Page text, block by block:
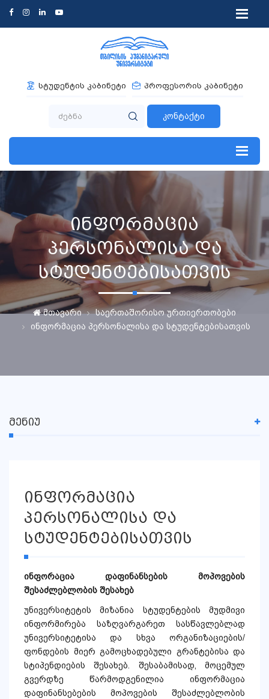
სტუდენტის კაბინეტი პროფესორის კაბინეტი
კონტაქტი
ინფორმაცია
პერსონალისა და
სტუდენტებისათვის
მთავარი
საერთაშორისო ურთიერთობები
ინფორმაცია პერსონალისა და სტუდენტებისათვის
ᲛᲔᲜᲘᲣ
ინფორმაცია
პერსონალისა და
სტუდენტებისათვის
ინფორაცია დაფინანსების მოპოვების
შესაძლებლობის შესახებ
უნივერსიტეტის მიზანია სტუდენტების მუდმივი
ინფორმირება საზღვარგარეთ სასწავლებლად
უნივერსიტეტისა და სხვა ორგანიზაციების/
ფონდების მიერ გამოცხადე­ბული გრანტებისა და
სტიპენდიების შესახებ. შესაბამისად, მოცემულ
გვერდზე წარმოდგენილია ინფორმაცია
დაფინანსებების მოპოვების შესაძლებლობის